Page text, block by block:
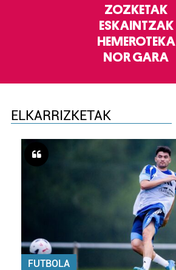
ZOZKETAK
ESKAINTZAK
HEMEROTEKA
NOR GARA
ELKARRIZKETAK
FUTBOLA